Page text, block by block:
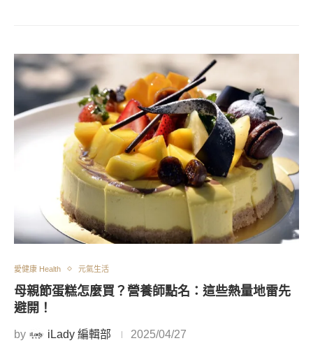
愛健康 Health 元氣生活
母親節蛋糕怎麼買？營養師點名：這些熱量地雷先
避開！
by iLady 編輯部 2025/04/27